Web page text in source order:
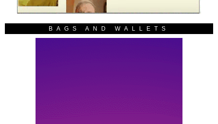
BAGS AND WALLETS